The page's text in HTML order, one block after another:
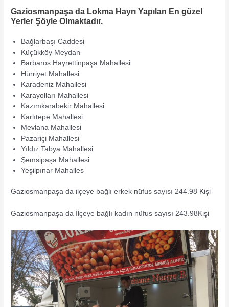
Gaziosmanpaşa da Lokma Hayrı Yapılan En güzel
Yerler Şöyle Olmaktadır.
Bağlarbaşı Caddesi
Küçükköy Meydan
Barbaros Hayrettinpaşa Mahallesi
Hürriyet Mahallesi
Karadeniz Mahallesi
Karayolları Mahallesi
Kazımkarabekir Mahallesi
Karlıtepe Mahallesi
Mevlana Mahallesi
Pazariçi Mahallesi
Yıldız Tabya Mahallesi
Şemsipaşa Mahallesi
Yeşilpınar Mahalles
Gaziosmanpaşa da ilçeye bağlı erkek nüfus sayısı 244.98 Kişi
Gaziosmanpaşa da İlçeye bağlı kadın nüfus sayısı 243.98Kişi